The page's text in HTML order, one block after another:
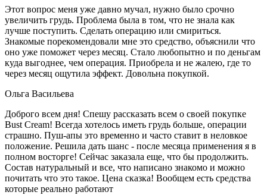
Этот вопрос меня уже давно мучал, нужно было срочно
увеличить грудь. Проблема была в том, что не знала как
лучше поступить. Сделать операцию или смириться.
Знакомые порекомендовали мне это средство, объяснили что
оно уже поможет через месяц. Стало любопытно и по деньгам
куда выгоднее, чем операция. Приобрела и не жалею, где то
через месяц ощутила эффект. Довольна покупкой.
Ольга Васильева
Доброго всем дня! Спешу рассказать всем о своей покупке
Bust Cream! Всегда хотелось иметь грудь больше, операции
страшно. Пуш-апы это временно и часто ставит в неловкое
положение. Решила дать шанс - после месяца применения я в
полном восторге! Сейчас заказала еще, что бы продолжить.
Состав натуральный и все, что написано знакомо и можно
почитать что это такое. Цена сказка! Вообщем есть средства
которые реально работают